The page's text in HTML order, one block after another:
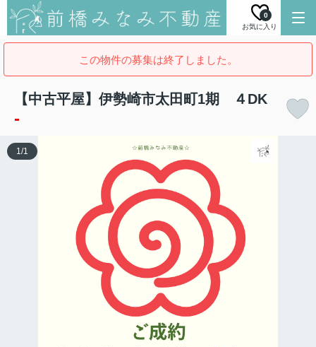
お気に入り
0
この物件の募集は終了しました。
【中古平屋】伊勢崎市太田町1期 ４DK
-
1/1